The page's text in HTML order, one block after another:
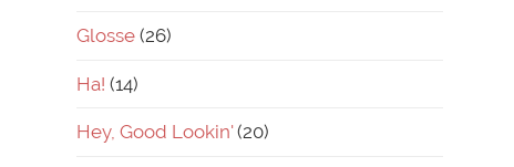
Glosse (26)
Ha! (14)
Hey, Good Lookin'(20)